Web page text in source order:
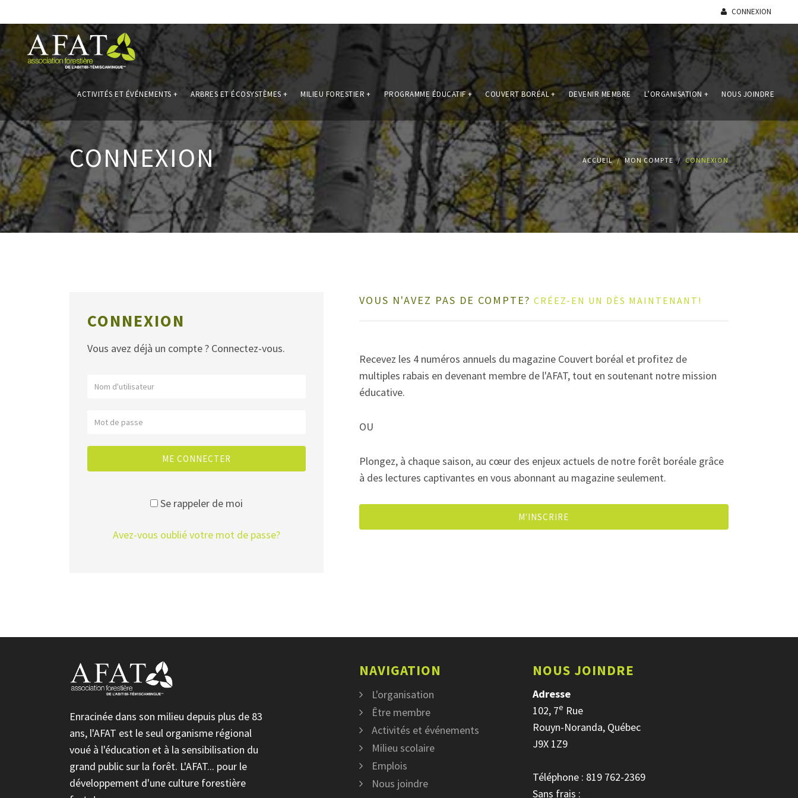
CONNEXION
ACTIVITÉS ET ÉVÉNEMENTS + ARBRES ET ÉCOSYSTÈMES + MILIEU FORESTIER + PROGRAMME ÉDUCATIF + COUVERT BORÉAL+ DEVENIR MEMBRE L’ORGANISATION + NOUS JOINDRE
CONNEXION ACCUEIL MON COMPTE CONNEXION
CONNEXION
Vous avez déjà un compte ? Connectez-vous.
ME CONNECTER
Se rappeler de moi
Avez-vous oublié votre mot de passe?
VOUS N'AVEZ PAS DE COMPTE? CRÉEZ-EN UN DÈS MAINTENANT!
Recevez les 4 numéros annuels du magazine Couvert boréal et profitez de
multiples rabais en devenant membre de l'AFAT, tout en soutenant notre mission
éducative.
OU
Plongez, à chaque saison, au cœur des enjeux actuels de notre forêt boréale grâce
à des lectures captivantes en vous abonnant au magazine seulement.
M'INSCRIRE
Enracinée dans son milieu depuis plus de 83
ans, l'AFAT est le seul organisme régional
voué à l'éducation et à la sensibilisation du
grand public sur la forêt. L'AFAT... pour le
développement d'une culture forestière
NAVIGATION
L'organisation
Être membre
Activités et événements
Milieu scolaire
Emplois
Nous joindre
NOUS JOINDRE
Adresse
102, 7e Rue
Rouyn-Noranda, Québec
J9X 1Z9
Téléphone : 819 762-2369
Sans frais :